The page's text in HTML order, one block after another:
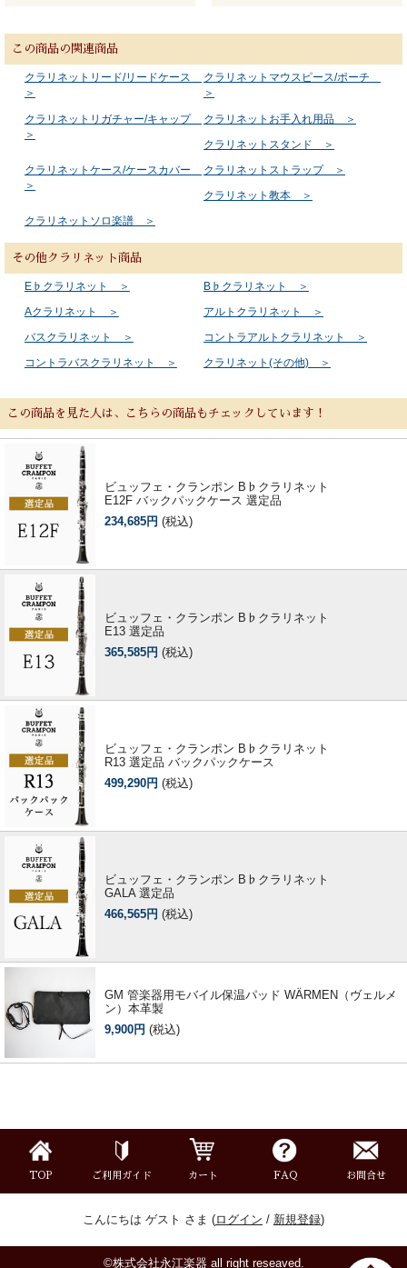
この商品の関連商品
クラリネットリード/リードケース
＞
クラリネットマウスピース/ポーチ
＞
クラリネットリガチャー/キャップ
＞
クラリネットお手入れ用品 ＞
クラリネットスタンド ＞
クラリネットケース/ケースカバー
＞
クラリネットストラップ ＞
クラリネット教本 ＞
クラリネットソロ楽譜 ＞
その他クラリネット商品
E♭クラリネット ＞
B♭クラリネット ＞
Aクラリネット ＞
アルトクラリネット ＞
バスクラリネット ＞
コントラアルトクラリネット ＞
コントラバスクラリネット ＞
クラリネット(その他) ＞
この商品を見た人は、こちらの商品もチェックしています！
ビュッフェ・クランポン B♭クラリネット
E12F バックパックケース 選定品
234,685円 (税込)
ビュッフェ・クランポン B♭クラリネット
E13 選定品
365,585円 (税込)
ビュッフェ・クランポン B♭クラリネット
R13 選定品 バックパックケース
499,290円 (税込)
ビュッフェ・クランポン B♭クラリネット
GALA 選定品
466,565円 (税込)
GM 管楽器用モバイル保温パッド WÄRMEN（ヴェルメ
ン）本革製
9,900円 (税込)
TOP ご利用ガイド カート FAQ お問合せ
こんにちは ゲスト さま (ログイン / 新規登録)
©株式会社永江楽器 all right reseaved.